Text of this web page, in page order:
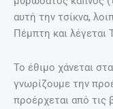
αυτή την τσίκνα,
Πέμπτη και λέγεται
Το έθιμο χάνεται
γνωρίζουμε την
προέρχεται από τις